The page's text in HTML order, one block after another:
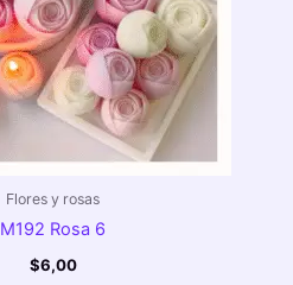
Flores y rosas
M192 Rosa 6
$6,00